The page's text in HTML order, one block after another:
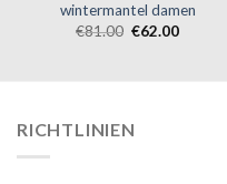
wintermantel damen
€81.00 €62.00
RICHTLINIEN